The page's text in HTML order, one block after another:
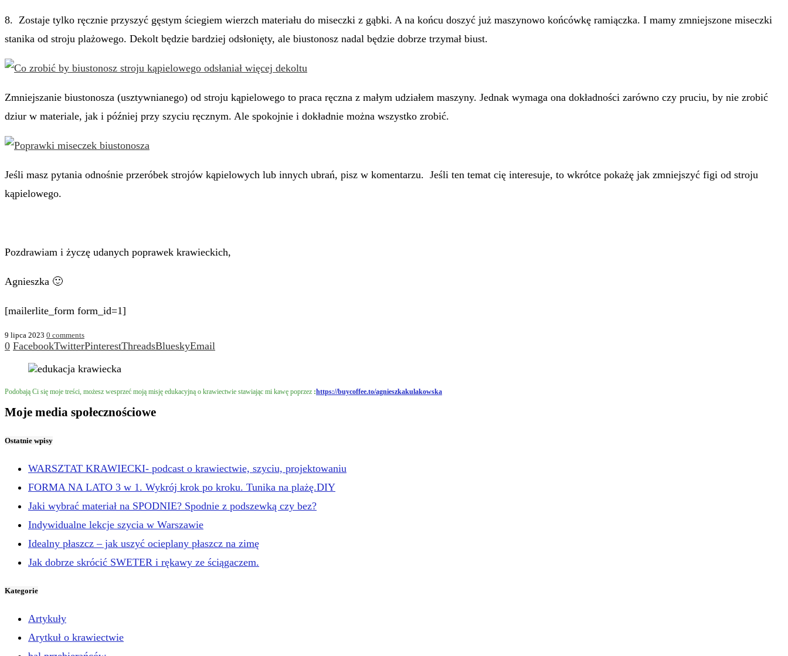
8. Zostaje tylko ręcznie przyszyć gęstym ściegiem wierzch materiału do miseczki z gąbki. A na końcu doszyć już maszynowo końcówkę ramiączka. I mamy zmniejszone miseczki
stanika od stroju plażowego. Dekolt będzie bardziej odsłonięty, ale biustonosz nadal będzie dobrze trzymał biust.
Zmniejszanie biustonosza (usztywnianego) od stroju kąpielowego to praca ręczna z małym udziałem maszyny. Jednak wymaga ona dokładności zarówno czy pruciu, by nie zrobić
dziur w materiale, jak i później przy szyciu ręcznym. Ale spokojnie i dokładnie można wszystko zrobić.
Jeśli masz pytania odnośnie przeróbek strojów kąpielowych lub innych ubrań, pisz w komentarzu. Jeśli ten temat cię interesuje, to wkrótce pokażę jak zmniejszyć figi od stroju
kąpielowego.
Pozdrawiam i życzę udanych poprawek krawieckich,
Agnieszka 🙂
[mailerlite_form form_id=1]
9 lipca 2023 0 comments
0 FacebookTwitterPinterestThreadsBlueskyEmail
Podobają Ci się moje treści, możesz wesprzeć moją misję edukacyjną o krawiectwie stawiając mi kawę poprzez :https://buycoffee.to/agnieszkakulakowska
Moje media społecznościowe
Ostatnie wpisy
WARSZTAT KRAWIECKI- podcast o krawiectwie, szyciu, projektowaniu
FORMA NA LATO 3 w 1. Wykrój krok po kroku. Tunika na plażę.DIY
Jaki wybrać materiał na SPODNIE? Spodnie z podszewką czy bez?
Indywidualne lekcje szycia w Warszawie
Idealny płaszcz – jak uszyć ocieplany płaszcz na zimę
Jak dobrze skrócić SWETER i rękawy ze ściągaczem.
Kategorie
Artykuły
Arytkuł o krawiectwie